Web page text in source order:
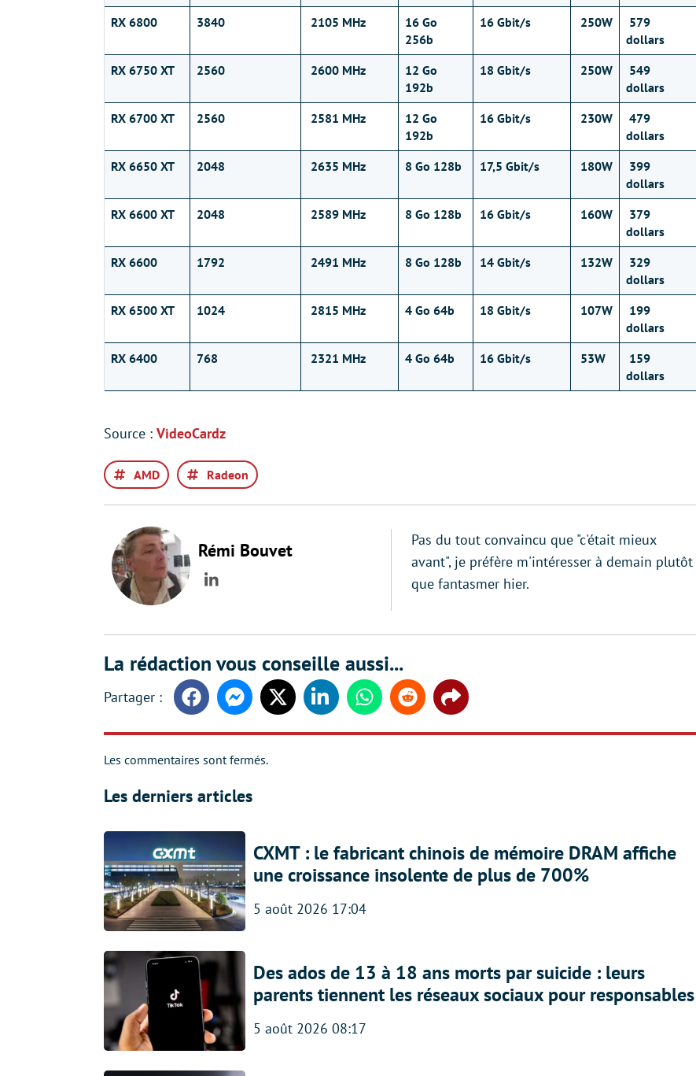
RX 6800
3840 2105 MHz
16 Go
256b
16 Gbit/s 250W
579
dollars
RX 6750 XT
2560 2600 MHz
12 Go
192b
18 Gbit/s 250W
549
dollars
RX 6700 XT
2560 2581 MHz
12 Go
192b
16 Gbit/s 230W
479
dollars
RX 6650 XT
2048 2635 MHz 8 Go 128b 17,5 Gbit/s 180W
399
dollars
RX 6600 XT
2048 2589 MHz 8 Go 128b 16 Gbit/s 160W
379
dollars
RX 6600
1792 2491 MHz 8 Go 128b 14 Gbit/s 132W
329
dollars
RX 6500 XT
1024 2815 MHz 4 Go 64b 18 Gbit/s 107W
199
dollars
RX 6400
768 2321 MHz 4 Go 64b 16 Gbit/s 53W
159
dollars
Source : VideoCardz
AMD Radeon
Rémi Bouvet
LinkedIn
Pas du tout convaincu que "c'était mieux
avant", je préfère m'intéresser à demain plutôt
que fantasmer hier.
La rédaction vous conseille aussi...
FacebookMessengerTwitter LinkedinWhatsappReddit Share
Les commentaires sont fermés.
Les derniers articles
CXMT : le fabricant chinois de mémoire DRAM affiche
une croissance insolente de plus de 700%
5 août 2026 17:04
Des ados de 13 à 18 ans morts par suicide : leurs
parents tiennent les réseaux sociaux pour responsables
5 août 2026 08:17